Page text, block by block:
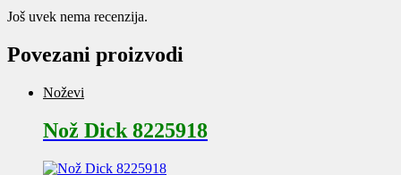
Još uvek nema recenzija.
Povezani proizvodi
Noževi
Nož Dick 8225918